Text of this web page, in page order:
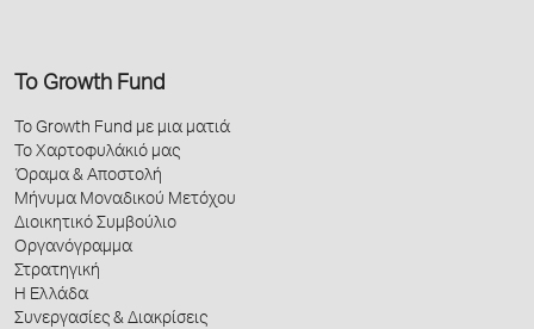
Το Growth Fund
Το Growth Fund με μια ματιά
Το Χαρτοφυλάκιό μας
Όραμα & Αποστολή
Μήνυμα Μοναδικού Μετόχου
Διοικητικό Συμβούλιο
Οργανόγραμμα
Στρατηγική
Η Ελλάδα
Συνεργασίες & Διακρίσεις